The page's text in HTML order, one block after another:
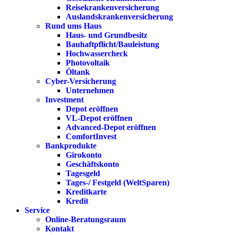
Reisekrankenversicherung
Auslandskrankenversicherung
Rund ums Haus
Haus- und Grundbesitz
Bauhaftpflicht/Bauleistung
Hochwassercheck
Photovoltaik
Öltank
Cyber-Versicherung
Unternehmen
Investment
Depot eröffnen
VL-Depot eröffnen
Advanced-Depot eröffnen
ComfortInvest
Bankprodukte
Girokonto
Geschäftskonto
Tagesgeld
Tages-/ Festgeld (WeltSparen)
Kreditkarte
Kredit
Service
Online-Beratungsraum
Kontakt